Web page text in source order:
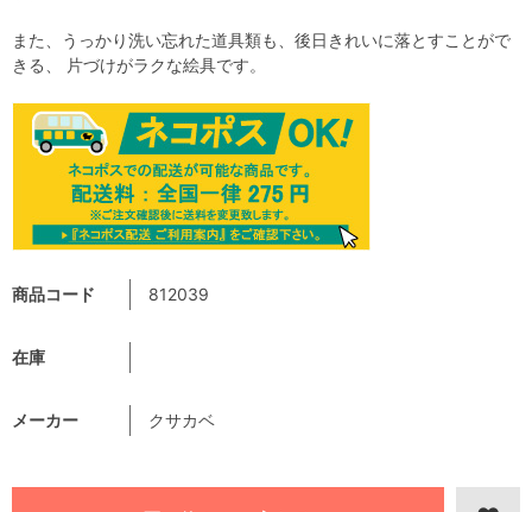
商品コード 812039
在庫
メーカー クサカベ
また、うっかり洗い忘れた道具類も、後日きれいに落とすことがで
きる、 片づけがラクな絵具です。